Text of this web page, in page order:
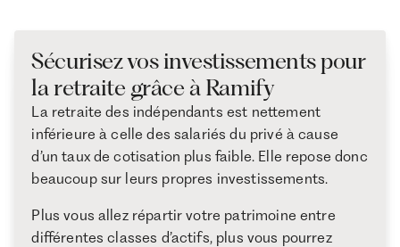
Sécurisez vos investissements pour
la retraite grâce à Ramify
La retraite des indépendants est nettement
inférieure à celle des salariés du privé à cause
d’un taux de cotisation plus faible. Elle repose donc
beaucoup sur leurs propres investissements.
Plus vous allez répartir votre patrimoine entre
différentes classes d’actifs, plus vous pourrez